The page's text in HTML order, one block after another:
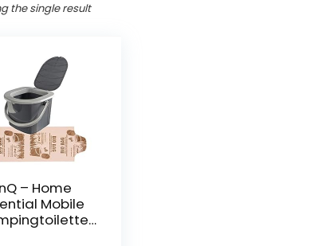
the single result
– Home
Mobile